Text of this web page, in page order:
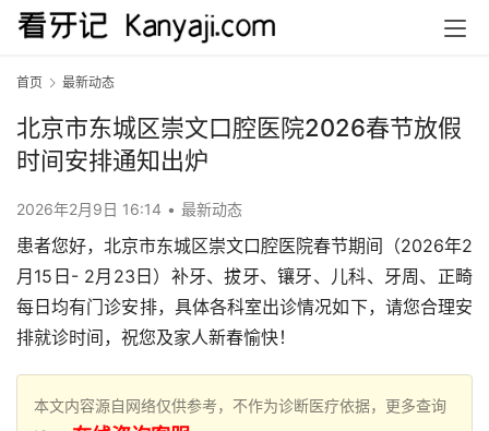
首页 最新动态
北京市东城区崇文口腔医院2026春节放假
时间安排通知出炉
2026年2月9日 16:14 • 最新动态
患者您好，北京市东城区崇文口腔医院春节期间（2026年2
月15日- 2月23日）补牙、拔牙、镶牙、儿科、牙周、正畸
每日均有门诊安排，具体各科室出诊情况如下，请您合理安
排就诊时间，祝您及家人新春愉快！
本文内容源自网络仅供参考，不作为诊断医疗依据，更多查询